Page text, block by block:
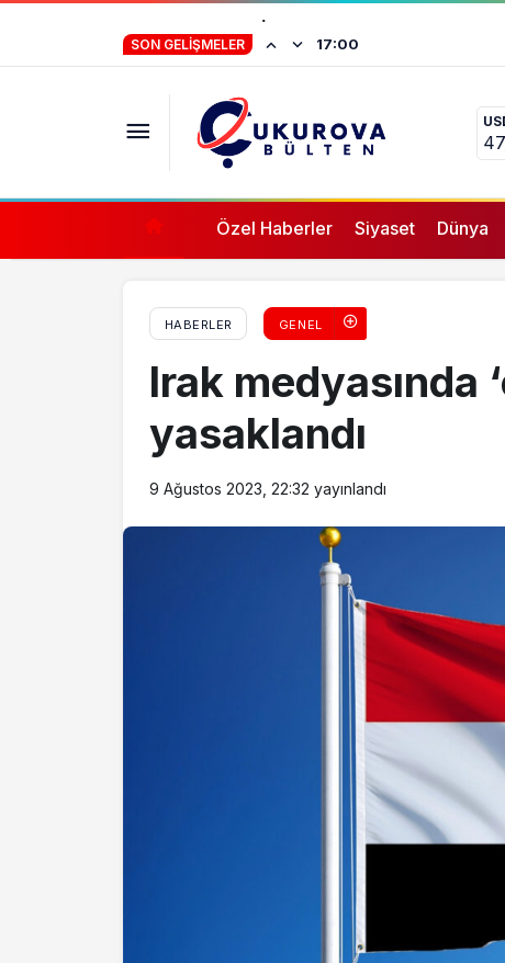
SON GELIŞMELER 17:00
ifade vermez”
Özel Haberler Siyaset Dünya
HABERLER GENEL
Irak medyasında
yasaklandı
9 Ağustos 2023, 22:32 yayınlandı
’11. Uluslararası İpekyolu Film Festivali’ için